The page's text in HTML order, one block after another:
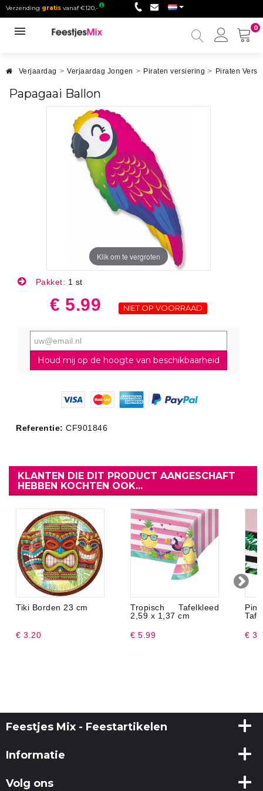
Verzending gratis vanaf €120,-
0
Mijn
Verjaardag > Verjaardag Jongen > Piraten versiering > Piraten
Papagaai Ballon
Klik om te vergroten
Pakket: 1 st
€ 5.99 NIET OP VOORRAAD
Houd mij op de hoogte van beschikbaarheid
Referentie: CF901846
KLANTEN DIE DIT PRODUCT AANGESCHAFT
HEBBEN KOCHTEN OOK...
Tiki Borden 23 cm
€ 3.20
Tropisch Tafelkleed
2,59 x 1,37 cm
€ 5.99 €
Feestjes Mix - Feestartikelen
Informatie
Volg ons